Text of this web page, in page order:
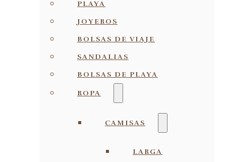
PLAYA
JOYEROS
BOLSAS DE VIAJE
SANDALIAS
BOLSAS DE PLAYA
ROPA
CAMISAS
LARGA